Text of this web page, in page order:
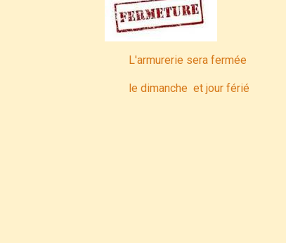
L'armurerie sera fermée
le dimanche et jour férié